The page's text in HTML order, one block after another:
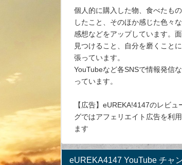
個人的に購入した物、食べたも
したこと、そのほか感じた色々
感想などをアップしています。
見つけること、自分を磨くこと
張っています。
YouTubeなど各SNSで情報発信
っています。
【広告】eUREKA!4147のレビュ
グではアフェリエイト広告を利
ます
eUREKA4147 YouTube チャ